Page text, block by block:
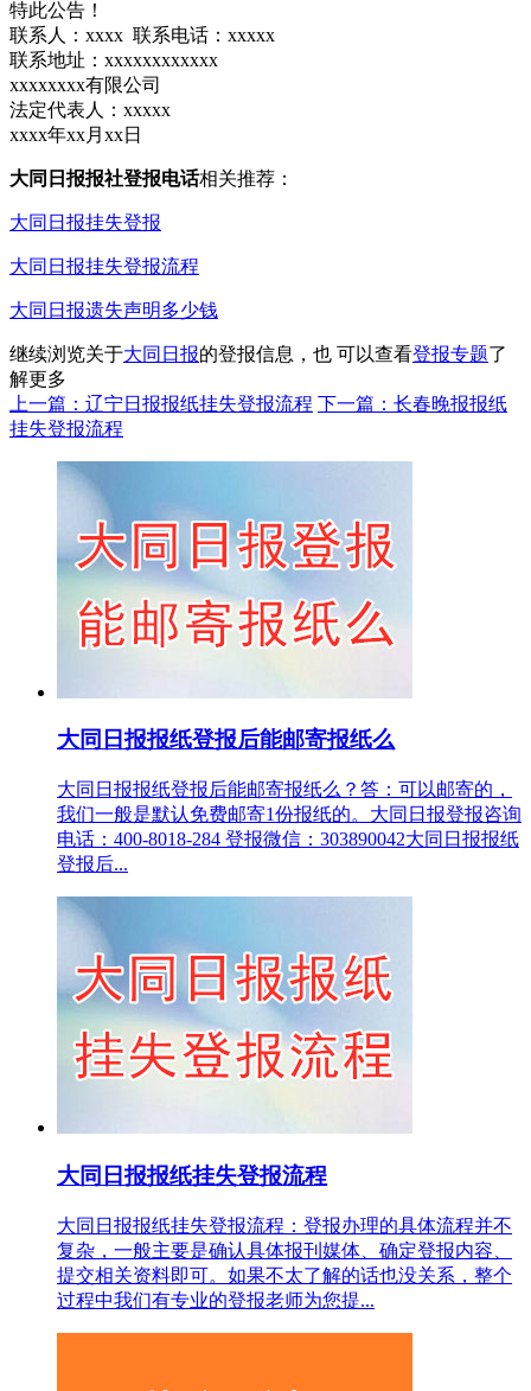
特此公告！
联系人：xxxx 联系电话：xxxxx
联系地址：xxxxxxxxxxxx
xxxxxxxx有限公司
法定代表人：xxxxx
xxxx年xx月xx日
大同日报报社登报电话相关推荐：
大同日报挂失登报
大同日报挂失登报流程
大同日报遗失声明多少钱
继续浏览关于大同日报的登报信息，也 可以查看登报专题了
解更多
上一篇：辽宁日报报纸挂失登报流程 下一篇：长春晚报报纸
挂失登报流程
大同日报报纸登报后能邮寄报纸么
大同日报报纸登报后能邮寄报纸么？答：可以邮寄的，
我们一般是默认免费邮寄1份报纸的。大同日报登报咨询
电话：400-8018-284 登报微信：303890042大同日报报纸
登报后...
大同日报报纸挂失登报流程
大同日报报纸挂失登报流程：登报办理的具体流程并不
复杂，一般主要是确认具体报刊媒体、确定登报内容、
提交相关资料即可。如果不太了解的话也没关系，整个
过程中我们有专业的登报老师为您提...